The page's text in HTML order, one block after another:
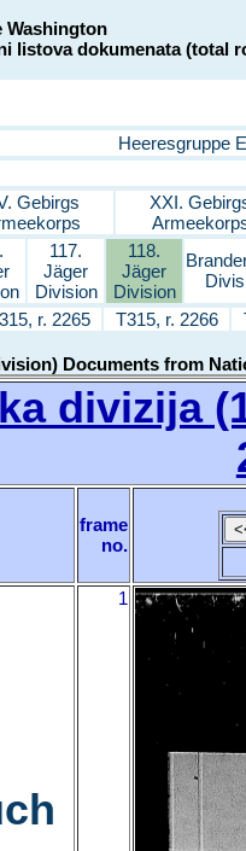
Washington
listova dokumenata (total
Heeresgruppe E
Gebirgs
XXI.
117.
Jäger
Division
118.
Jäger
Division
r. 2265 T315, r. 2266
Documents from
divizija
frame
no.
1